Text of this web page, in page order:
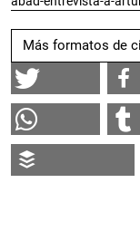
Más formatos de